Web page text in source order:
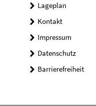
Lageplan
Kontakt
Impressum
Datenschutz
Barrierefreiheit